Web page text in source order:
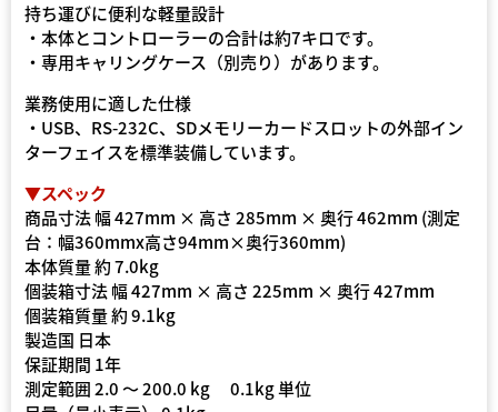
持ち運びに便利な軽量設計
・本体とコントローラーの合計は約7キロです。
・専用キャリングケース（別売り）があります。
業務使用に適した仕様
・USB、RS-232C、SDメモリーカードスロットの外部イン
ターフェイスを標準装備しています。
▼スペック
商品寸法 幅 427mm × 高さ 285mm × 奥行 462mm (測定
台：幅360mmx高さ94mm×奥行360mm)
本体質量 約 7.0kg
個装箱寸法 幅 427mm × 高さ 225mm × 奥行 427mm
個装箱質量 約 9.1kg
製造国 日本
保証期間 1年
測定範囲 2.0 〜 200.0 kg 0.1kg 単位